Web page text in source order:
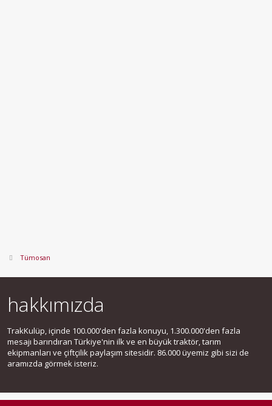
Tümosan
hakkımızda
TrakKulüp, içinde 100.000'den fazla konuyu, 1.300.000'den fazla
mesajı barındıran Türkiye'nin ilk ve en büyük traktör, tarım
ekipmanları ve çiftçilik paylaşım sitesidir. 86.000 üyemiz gibi sizi de
aramızda görmek isteriz.